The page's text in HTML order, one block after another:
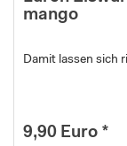
mango
Damit lassen sich
9,90 Euro *